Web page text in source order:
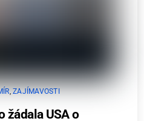
,ZAJÍMAVOSTI
žádala USA o